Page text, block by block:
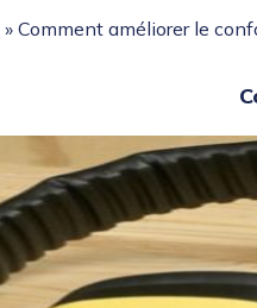
» Comment améliorer le